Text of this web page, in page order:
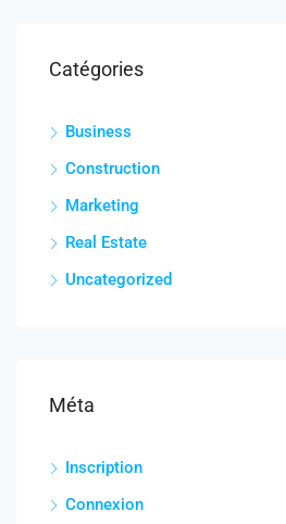
Catégories
Business
Construction
Marketing
Real Estate
Uncategorized
Méta
Inscription
Connexion